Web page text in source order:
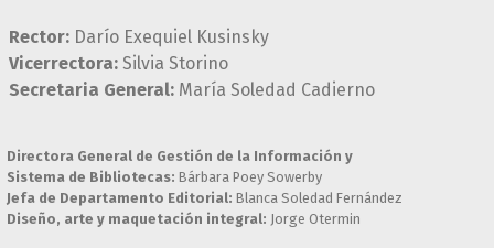
Rector: Darío Exequiel Kusinsky
Vicerrectora: Silvia Storino
Secretaria General: María Soledad Cadierno
Directora General de Gestión de la Información y
Sistema de Bibliotecas: Bárbara Poey Sowerby
Jefa de Departamento Editorial: Blanca Soledad Fernández
Diseño, arte y maquetación integral: Jorge Otermin